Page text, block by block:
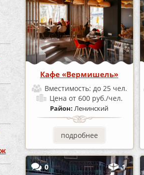
Кафе «Вермишель»
Вместимость: до 25 чел.
Ценаот 600 руб./чел.
Район:Ленинский
подробнее
0 1